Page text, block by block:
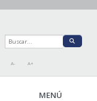
A- A+
MENÚ